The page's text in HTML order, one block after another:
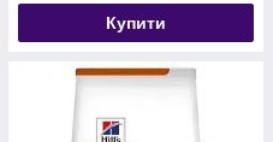
Купити